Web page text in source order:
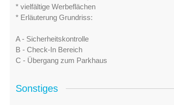
* vielfältige Werbeflächen
* Erläuterung Grundriss:
A - Sicherheitskontrolle
B - Check-In Bereich
C - Übergang zum Parkhaus
Sonstiges